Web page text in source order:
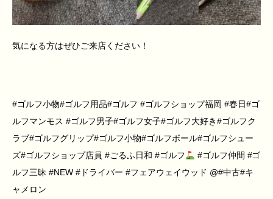
気になる方はぜひご来店ください！
#ゴルフ小物#ゴルフ用品#ゴルフ #ゴルフショップ福岡 #春日#ゴ
ルフマンモス #ゴルフ男子#ゴルフ女子#ゴルフ大好き#ゴルフク
ラブ#ゴルフグリップ#ゴルフ小物#ゴルフボール#ゴルフシュー
ズ#ゴルフショップ店員 #ごるふ日和 #ゴルフ
#ゴルフ仲間 #ゴ
ルフ三昧 #NEW #ドライバー #フェアウェイウッド @#中古#キ
ャメロン